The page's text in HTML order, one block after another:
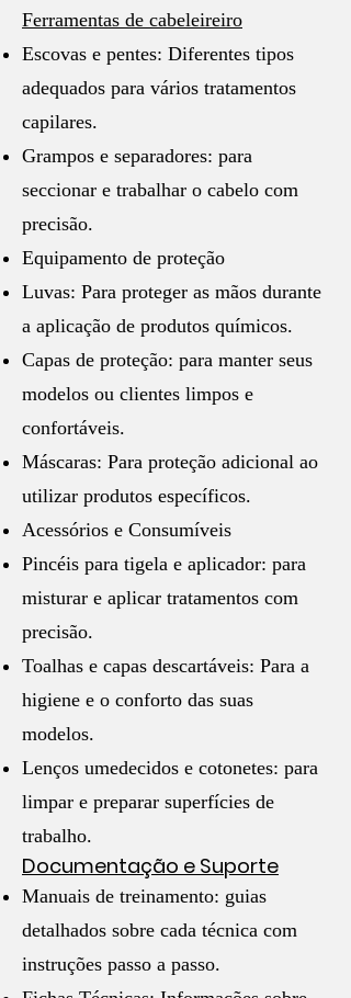
Ferramentas de cabeleireiro
Escovas e pentes: Diferentes tipos
adequados para vários tratamentos
capilares.
Grampos e separadores: para
seccionar e trabalhar o cabelo com
precisão.
Equipamento de proteção
Luvas: Para proteger as mãos durante
a aplicação de produtos químicos.
Capas de proteção: para manter seus
modelos ou clientes limpos e
confortáveis.
Máscaras: Para proteção adicional ao
utilizar produtos específicos.
Acessórios e Consumíveis
Pincéis para tigela e aplicador: para
misturar e aplicar tratamentos com
precisão.
Toalhas e capas descartáveis: Para a
higiene e o conforto das suas
modelos.
Lenços umedecidos e cotonetes: para
limpar e preparar superfícies de
trabalho.
Documentação e Suporte
Manuais de treinamento: guias
detalhados sobre cada técnica com
instruções passo a passo.